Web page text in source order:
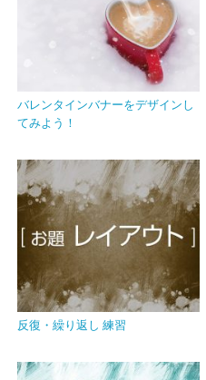
バレンタインバナーをデザインし
てみよう！
反復・繰り返し 練習